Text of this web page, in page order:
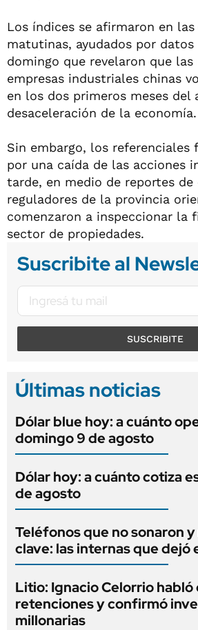
Los índices se afirmaron en
matutinas, ayudados por
domingo que revelaron que
empresas industriales chinas
en los dos primeros meses del
desaceleración de la economía.
Sin embargo, los referenciales
por una caída de las acciones
tarde, en medio de reportes de
reguladores de la provincia
comenzaron a inspeccionar la
sector de propiedades.
Suscribite al
SUSCRIBITE
Últimas noticias
Dólar blue hoy: a cuánto
domingo 9 de agosto
Dólar hoy: a cuánto cotiza
de agosto
Teléfonos que no sonaron
clave: las internas que dejó
Litio: Ignacio Celorrio habló
retenciones y confirmó
millonarias